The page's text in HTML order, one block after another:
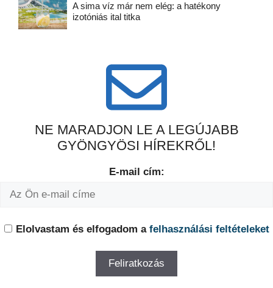
A sima víz már nem elég: a hatékony
izotóniás ital titka
NE MARADJON LE A LEGÚJABB
GYÖNGYÖSI HÍREKRŐL!
E-mail cím:
Elolvastam és elfogadom a felhasználási feltételeket